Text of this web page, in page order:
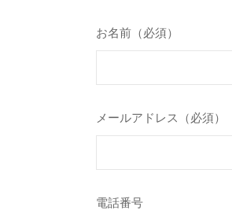
お名前（必須）
メールアドレス（必須）
電話番号